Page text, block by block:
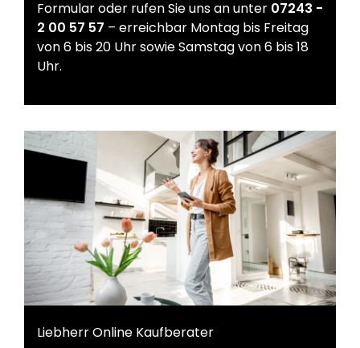
Formular oder rufen Sie uns an unter 07243 -
2 00 57 57 – erreichbar Montag bis Freitag
von 6 bis 20 Uhr sowie Samstag von 6 bis 18
Uhr.
Liebherr Online Kaufberater